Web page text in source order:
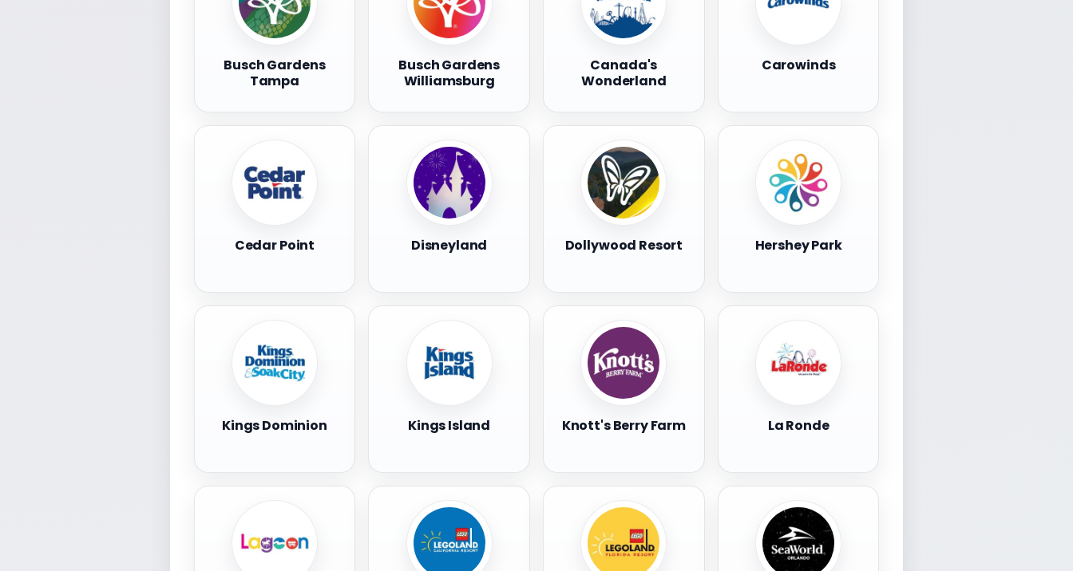
Busch Gardens
Tampa
Busch Gardens
Williamsburg
Canada's
Wonderland
Carowinds
Cedar Point Disneyland Dollywood Resort Hershey Park
Kings Dominion Kings Island Knott's Berry Farm La Ronde